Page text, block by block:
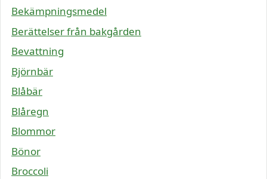
Bekämpningsmedel
Berättelser från bakgården
Bevattning
Björnbär
Blåbär
Blåregn
Blommor
Bönor
Broccoli